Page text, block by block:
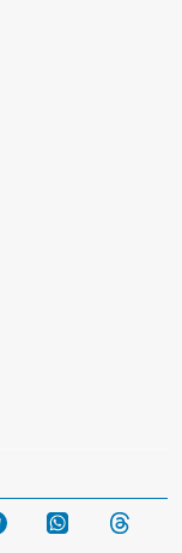
Telegram WhatsApp